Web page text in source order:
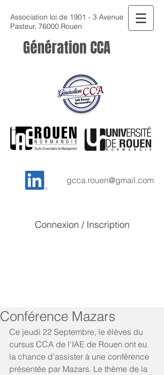
Association loi de 1901 - 3 Avenue
Pasteur, 76000 Rouen
Génération CCA
gcca.rouen@gmail.com
Connexion / Inscription
Conférence Mazars
Ce jeudi 22 Septembre, le élèves du
cursus CCA de l'IAE de Rouen ont eu
la chance d'assister à une conférence
présentée par Mazars. Le thème de la